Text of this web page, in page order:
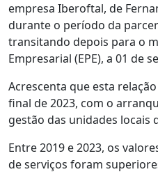
empresa Iberoftal, de
durante o período da
transitando depois para o
Empresarial (EPE), a 01 de
Acrescenta que esta
final de 2023, com o
gestão das unidades locais
Entre 2019 e 2023, os
de serviços foram